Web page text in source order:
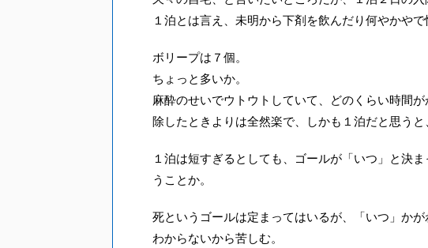
１泊とは言え、未明から下剤を飲んだり何やかやで
ボリープは７個。
ちょっと多いか。
麻酔のせいでウトウトしていて、どのくらい時間
除したときよりは全然楽で、しかも１泊だと思うと
１泊は短すぎるとしても、ゴールが「いつ」と決
うことか。
死というゴールは定まってはいるが、「いつ」かが
わからないから苦しむ。